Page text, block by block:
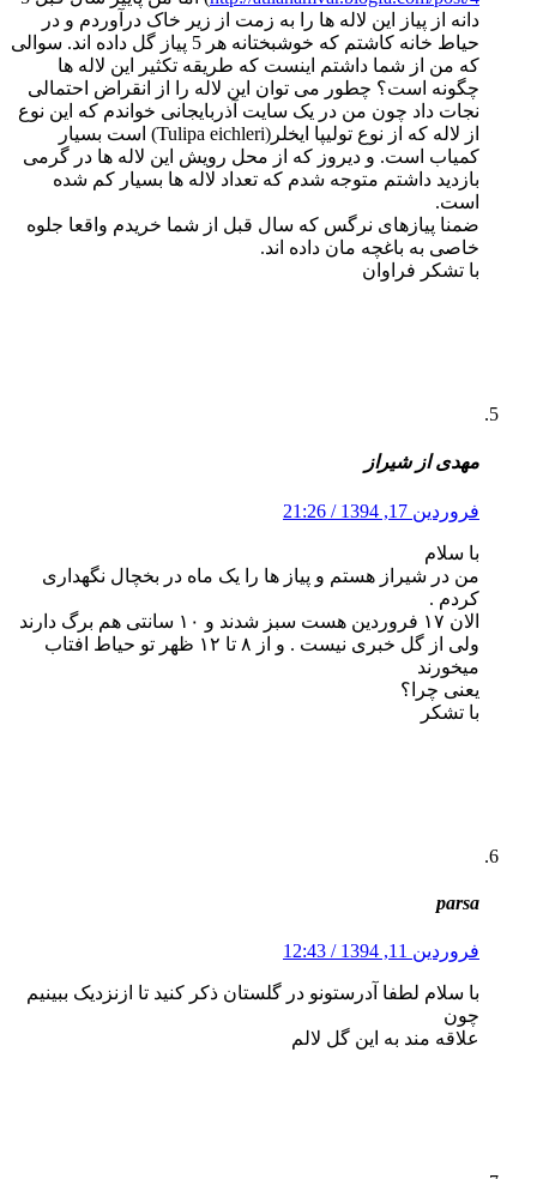
دانه از پیاز این لاله ها را به زمت از زیر خاک درآوردم و در
حیاط خانه کاشتم که خوشبختانه هر 5 پیاز گل داده اند. سوالی
که من از شما داشتم اینست که طریقه تکثیر این لاله ها
چگونه است؟ چطور می توان این لاله را از انقراض احتمالی
نجات داد چون من در یک سایت آذربایجانی خواندم که این نوع
از لاله که از نوع تولیپا ایخلر(Tulipa eichleri) است بسیار
کمیاب است. و دیروز که از محل رویش این لاله ها در گرمی
بازدید داشتم متوجه شدم که تعداد لاله ها بسیار کم شده
است.
ضمنا پیازهای نرگس که سال قبل از شما خریدم واقعا جلوه
خاصی به باغچه مان داده اند.
با تشکر فراوان
مهدی از شیراز
فروردین 17, 1394 / 21:26
با سلام
من در شیراز هستم و پیاز ها را یک ماه در بخچال نگهداری
کردم .
الان ۱۷ فروردین هست سبز شدند و ۱۰ سانتی هم برگ دارند
ولی از گل خبری نیست . و از ۸ تا ۱۲ ظهر تو حیاط افتاب
میخورند
یعنی چرا؟
با تشکر
parsa
فروردین 11, 1394 / 12:43
با سلام لطفا آدرستونو در گلستان ذکر کنید تا ازنزدیک ببینیم
چون
علاقه مند به این گل لالم